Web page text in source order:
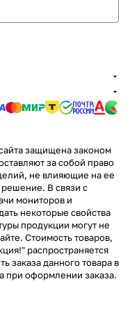
защищена законом
за собой право
не влияющие на ее
В связи с
мониторов и
некоторые свойства
продукции могут не
Стоимость товаров,
распространяется
заказа данного товара в
при оформлении заказа.